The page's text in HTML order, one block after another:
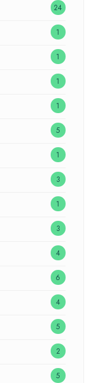
24
1
1
1
1
5
1
3
1
3
4
6
4
5
2
5